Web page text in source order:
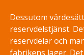
Dessutom
reservdelstjänst.
reservdelar och
fabrikens lager.